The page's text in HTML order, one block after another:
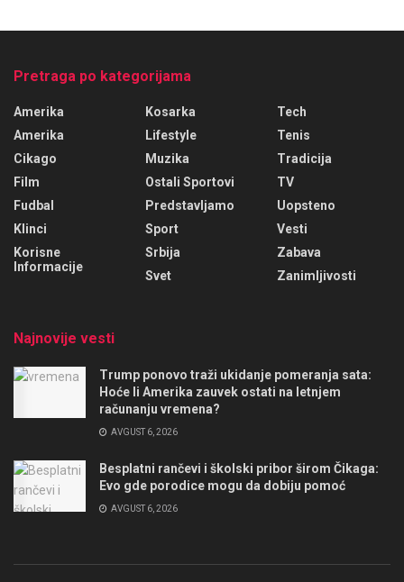
Pretraga po kategorijama
Amerika
Amerika
Cikago
Film
Fudbal
Klinci
Korisne
Informacije
Kosarka
Lifestyle
Muzika
Ostali Sportovi
Predstavljamo
Sport
Srbija
Svet
Tech
Tenis
Tradicija
TV
Uopsteno
Vesti
Zabava
Zanimljivosti
Najnovije vesti
Trump ponovo traži ukidanje pomeranja sata:
Hoće li Amerika zauvek ostati na letnjem
računanju vremena?
AVGUST 6, 2026
Besplatni rančevi i školski pribor širom Čikaga:
Evo gde porodice mogu da dobiju pomoć
AVGUST 6, 2026